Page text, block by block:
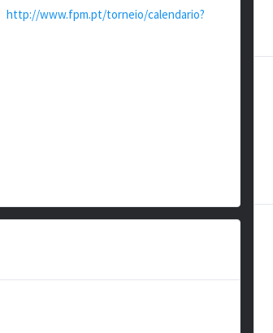
http://www.fpm.pt/torneio/calendario?